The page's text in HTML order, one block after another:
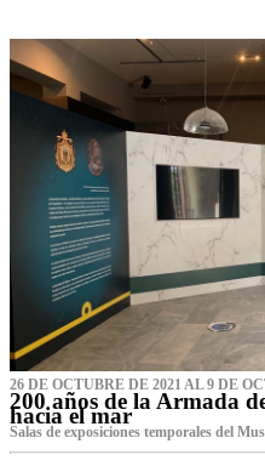
26 DE OCTUBRE DE 2021 AL 9 DE
200 años de la Armada
hacia el mar
Salas de exposiciones temporales del